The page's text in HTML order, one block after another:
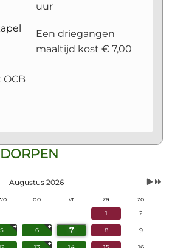
uur
Een driegangen
maaltijd kost € 7,00
Volgend
Augustus 2026
do vr za
zo
1
2
5 6 7 8 9